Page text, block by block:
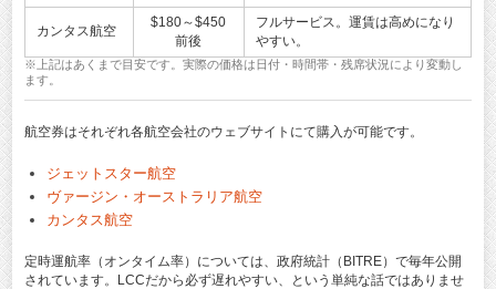
カンタス航空
$180～$450
前後
フルサービス。運賃は高めになり
やすい。
※上記はあくまで目安です。実際の価格は日付・時間帯・残席状況により変動し
ます。
航空券はそれぞれ各航空会社のウェブサイトにて購入が可能です。
ジェットスター航空
ヴァージン・オーストラリア航空
カンタス航空
定時運航率（オンタイム率）については、政府統計（BITRE）で毎年公開
されています。LCCだから必ず遅れやすい、という単純な話ではありませ